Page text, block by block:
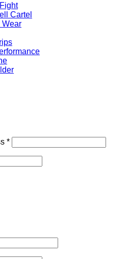
Cartel
Wear
*Required